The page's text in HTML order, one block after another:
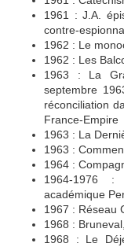
1961 : J.A.
contre-
1962 : Le
1962 : Les
1963 : La
septembre
réconciliation
France-Empire
1963 : La
1963 :
1964 :
1964-1976
académique
1967 : Réseau
1968 :
1968 : Le